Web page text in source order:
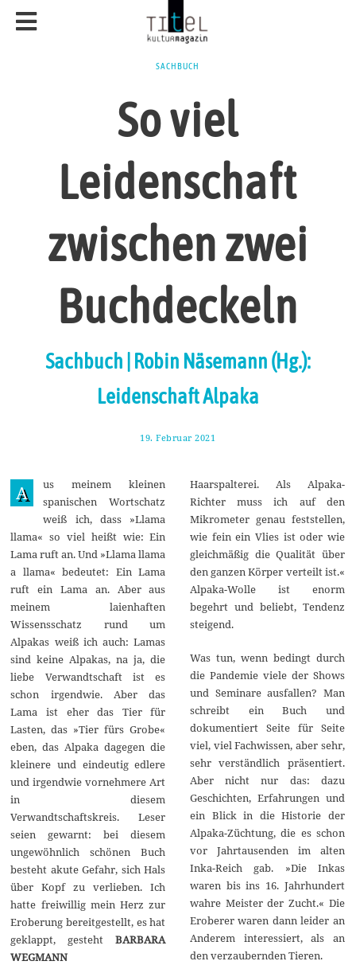
SACHBUCH
So viel
Leidenschaft
zwischen zwei
Buchdeckeln
Sachbuch | Robin Näsemann (Hg.):
Leidenschaft Alpaka
19. Februar 2021
e
r
u
a
r
2
0
2
1
A
us meinem kleinen
spanischen Wortschatz
weiß ich, dass »Llama
llama« so viel heißt wie: Ein
Lama ruft an. Und »Llama llama
a llama« bedeutet: Ein Lama
ruft ein Lama an. Aber aus
meinem laienhaften
Wissensschatz rund um
Alpakas weiß ich auch: Lamas
sind keine Alpakas, na ja, die
liebe Verwandtschaft ist es
schon irgendwie. Aber das
Lama ist eher das Tier für
Lasten, das »Tier fürs Grobe«
eben, das Alpaka dagegen die
kleinere und eindeutig edlere
und irgendwie vornehmere Art
in diesem
Verwandtschaftskreis. Leser
seien gewarnt: bei diesem
ungewöhnlich schönen Buch
besteht akute Gefahr, sich Hals
über Kopf zu verlieben. Ich
hatte freiwillig mein Herz zur
Eroberung bereitgestellt, es hat
geklappt, gestehtBARBARA
WEGMANN
Haarspalterei. Als Alpaka-
Richter muss ich auf den
Mikrometer genau feststellen,
wie fein ein Vlies ist oder wie
gleichmäßig die Qualität über
den ganzen Körper verteilt ist.«
Alpaka-Wolle ist enorm
begehrt und beliebt, Tendenz
steigend.
Was tun, wenn bedingt durch
die Pandemie viele der Shows
und Seminare ausfallen? Man
schreibt ein Buch und
dokumentiert Seite für Seite
viel, viel Fachwissen, aber sehr,
sehr verständlich präsentiert.
Aber nicht nur das: dazu
Geschichten, Erfahrungen und
ein Blick in die Historie der
Alpaka-Züchtung, die es schon
vor Jahrtausenden im alten
Inka-Reich gab. »Die Inkas
waren bis ins 16. Jahrhundert
wahre Meister der Zucht.« Die
Eroberer waren dann leider an
Anderem interessiert, als an
den verzaubernden Tieren.